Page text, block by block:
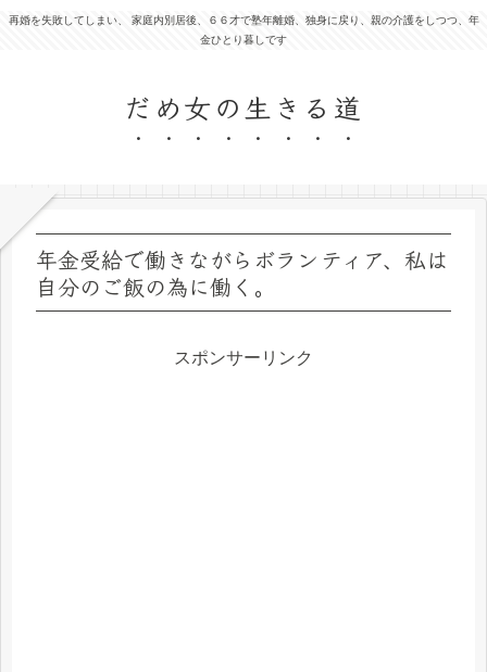
再婚を失敗してしまい、 家庭内別居後、６６才で塾年離婚、独身に戻り、親の介護をしつつ、年
金ひとり暮しです
だめ女の生きる道
年金受給で働きながらボランティア、私は
自分のご飯の為に働く。
スポンサーリンク